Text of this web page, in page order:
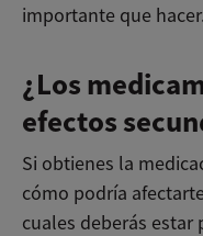
importante que hacer.
¿Los
efectos
Si obtienes la
cómo podría
cuales deberás estar